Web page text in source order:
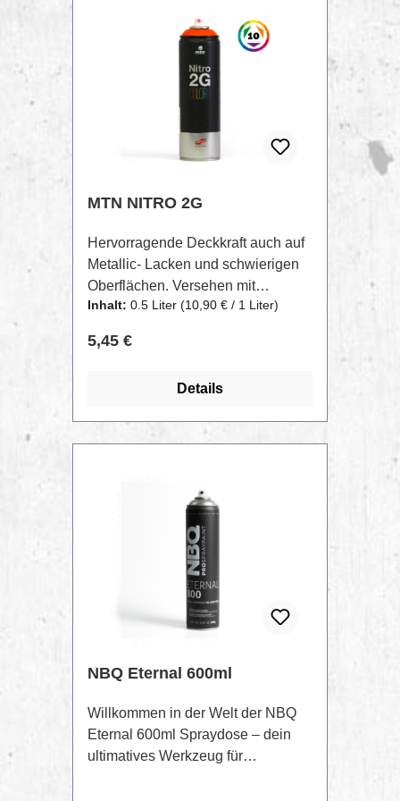
MADMAXXX auf ihre Kosten.
MTN NITRO 2G
Hervorragende Deckkraft auch auf
Metallic- Lacken und schwierigen
Oberflächen. Versehen mit
niedrigem Druck sind die Nitro
Detailreiche, aber auch
10 matten 500ml Farben und
Inhalt: 0.5 Liter (10,90 € / 1 Liter)
Regulärer Preis:
5,45 €
Details
NBQ Eternal 600ml
Willkommen in der Welt der NBQ
Eternal 600ml Spraydose – dein
ultimatives Werkzeug für